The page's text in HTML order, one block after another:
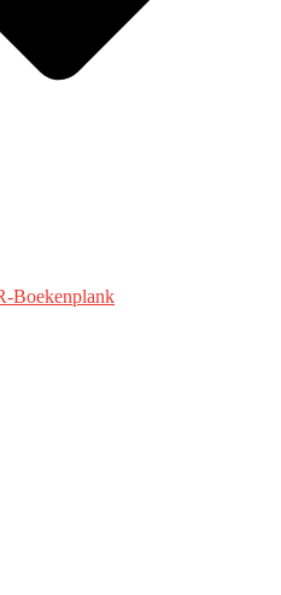
Boekenplank